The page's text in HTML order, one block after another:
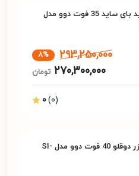
یخچال ساید بای ساید 35 فوت دوو مدل
293,250,000
8%
270,300,000 تومان
0(0)
یخچال فریزر دوقلو 40 فوت دوو مدل SI-